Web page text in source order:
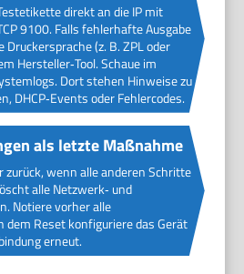
direkt an die IP mit
9100. Falls fehlerhafte Ausgabe
(z. B. ZPL oder
Hersteller‑Tool. Schaue im
Dort stehen Hinweise zu
DHCP‑Events oder Fehlercodes.
als letzte Maßnahme
zurück, wenn alle anderen Schritte
alle Netzwerk‑ und
Notiere vorher alle
dem Reset konfiguriere das Gerät
erneut.